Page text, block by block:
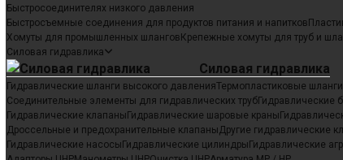
Быстросоединителях низкого давления
Быстросъемные соединения для продуктов питания и напитков
Хомуты для промышленных шлангов Крепежные хомуты для труб и
Силовая гидравлика
Силовая гидравлика
Гидравлические шланги высокого давленияТермопластиковые шланги
Соединительные элементы для гидравлических трубГидравлические
Гидравлические клапаны Гидравлические шаровые краны
Дроссельные и предохранительные клапаныДругие гидравлические
Гидравлические насосы Гидравлические цилиндры Гидравлические